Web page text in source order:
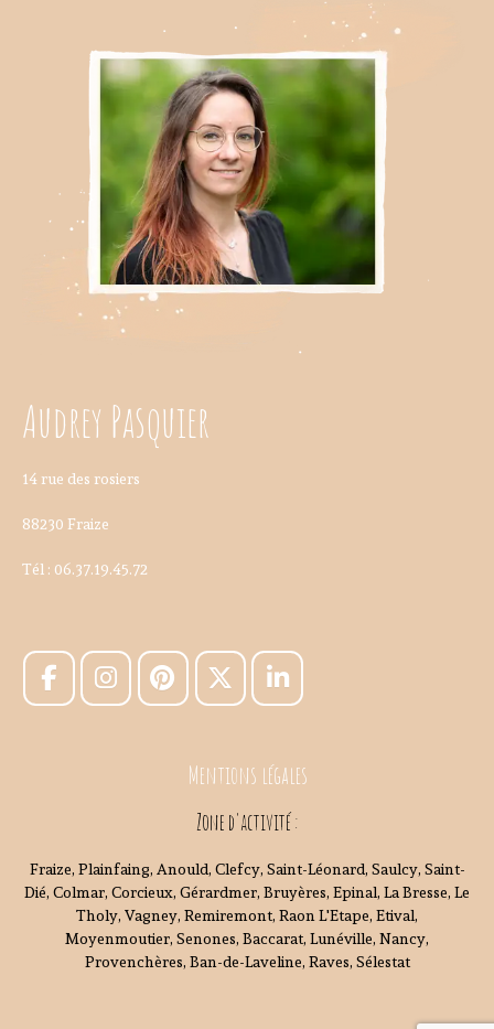
Audrey Pasquier
14 rue des rosiers
88230 Fraize
Tél : 06.37.19.45.72
Mentions légales
Zone d'activité :
Fraize, Plainfaing, Anould, Clefcy, Saint-Léonard, Saulcy, Saint-
Dié, Colmar, Corcieux, Gérardmer, Bruyères, Epinal, La Bresse, Le
Tholy, Vagney, Remiremont, Raon L'Etape, Etival,
Moyenmoutier, Senones, Baccarat, Lunéville, Nancy,
Provenchères, Ban-de-Laveline, Raves, Sélestat